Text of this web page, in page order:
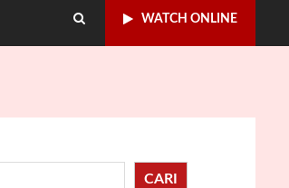
WATCH ONLINE
CARI